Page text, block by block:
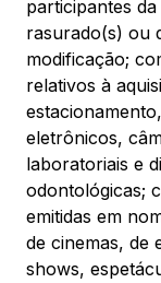
participantes
rasurado(s) ou
modificação;
relativos à
eletrônicos,
laboratoriais e
odontológicas;
emitidas em
de cinemas, de
shows,